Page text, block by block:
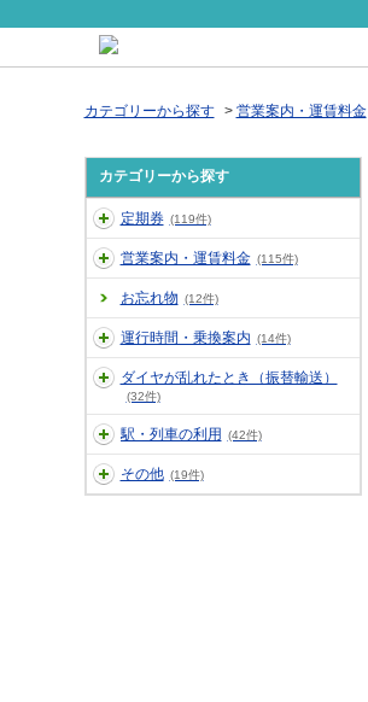
カテゴリーから探す > 営業案内・運賃料金
カテゴリーから探す
定期券 (119件)
営業案内・運賃料金 (115件)
お忘れ物 (12件)
運行時間・乗換案内 (14件)
ダイヤが乱れたとき（振替輸送）
(32件)
駅・列車の利用 (42件)
その他 (19件)